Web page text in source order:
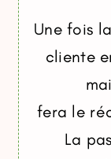
Une fois
cliente
fera le
La